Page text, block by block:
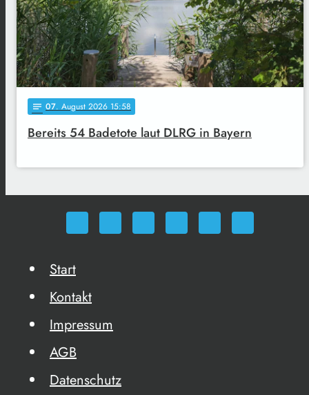
notes 07. August 2026 15:58
Bereits 54 Badetote laut DLRG in Bayern
Start
Kontakt
Impressum
AGB
Datenschutz